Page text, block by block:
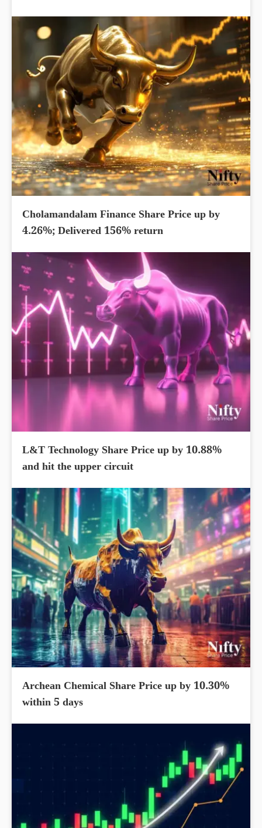
Cholamandalam Finance Share Price up by
4.26%; Delivered 156% return
L&T Technology Share Price up by 10.88%
and hit the upper circuit
Archean Chemical Share Price up by 10.30%
within 5 days